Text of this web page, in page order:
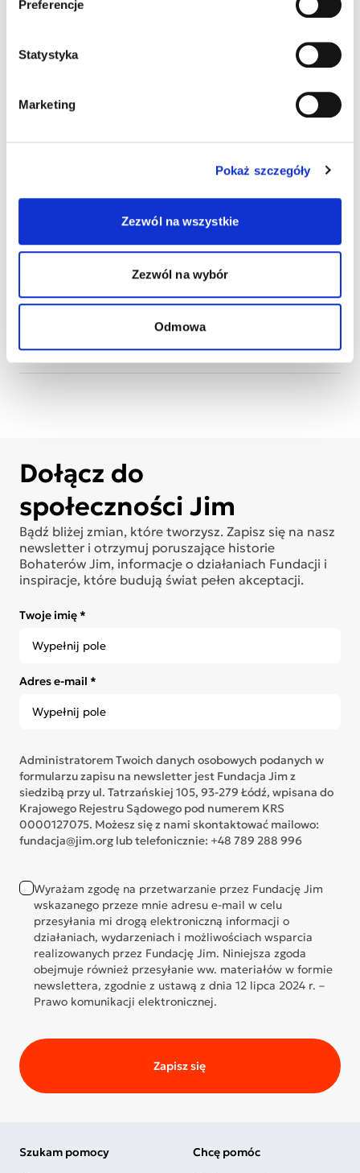
Preferencje
Statystyka
Marketing
Pokaż szczegóły
Zezwól na wszystkie
Zezwól na wybór
Odmowa
wizytówki
Wydrukuj plakat
dziecka
do księgowej
na Facebook
Dołącz do
społeczności Jim
Bądź bliżej zmian, które tworzysz. Zapisz się na nasz
newsletter i otrzymuj poruszające historie
Bohaterów Jim, informacje o działaniach Fundacji i
inspiracje, które budują świat pełen akceptacji.
Twoje imię *
Adres e-mail *
Administratorem Twoich danych osobowych podanych w
formularzu zapisu na newsletter jest Fundacja Jim z
siedzibą przy ul. Tatrzańskiej 105, 93-279 Łódź, wpisana do
Krajowego Rejestru Sądowego pod numerem KRS
0000127075. Możesz się z nami skontaktować mailowo:
fundacja@jim.org lub telefonicznie: +48 789 288 996
Wyrażam zgodę na przetwarzanie przez Fundację Jim
wskazanego przeze mnie adresu e-mail w celu
przesyłania mi drogą elektroniczną informacji o
działaniach, wydarzeniach i możliwościach wsparcia
realizowanych przez Fundację Jim. Niniejsza zgoda
obejmuje również przesyłanie ww. materiałów w formie
newslettera, zgodnie z ustawą z dnia 12 lipca 2024 r. –
Prawo komunikacji elektronicznej.
Zapisz się
Szukam pomocy Chcę pomóc